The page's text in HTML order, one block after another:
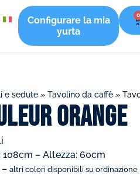
Configurare la mia
yurta
0
e sedute » Tavolino da caffè »
orange
108cm – Altezza: 60cm
altri colori disponibili su ordinazione